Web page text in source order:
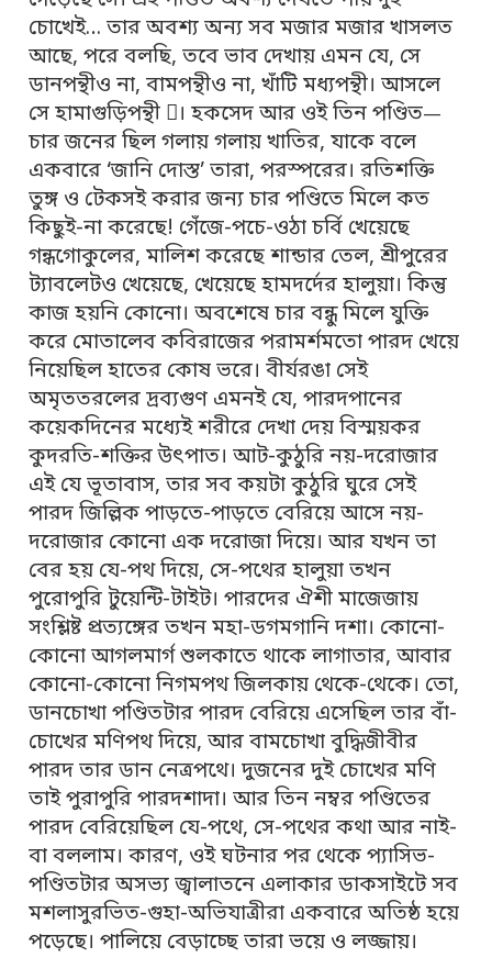
চোখেই… তার অবশ্য অন্য সব মজার মজার খাসলত
আছে, পরে বলছি, তবে ভাব দেখায় এমন যে, সে
ডানপন্থীও না, বামপন্থীও না, খাঁটি মধ্যপন্থী। আসলে
সে হামাগুড়িপন্থী । হকসেদ আর ওই তিন পণ্ডিত—
চার জনের ছিল গলায় গলায় খাতির, যাকে বলে
একবারে ‘জানি দোস্ত’ তারা, পরস্পরের। রতিশক্তি
তুঙ্গ ও টেকসই করার জন্য চার পণ্ডিতে মিলে কত
কিছুই-না করেছে! গেঁজে-পচে-ওঠা চর্বি খেয়েছে
গন্ধগোকুলের, মালিশ করেছে শান্ডার তেল, শ্রীপুরের
ট্যাবলেটও খেয়েছে, খেয়েছে হামদর্দের হালুয়া। কিন্তু
কাজ হয়নি কোনো। অবশেষে চার বন্ধু মিলে যুক্তি
করে মোতালেব কবিরাজের পরামর্শমতো পারদ খেয়ে
নিয়েছিল হাতের কোষ ভরে। বীর্যরঙা সেই
অমৃততরলের দ্রব্যগুণ এমনই যে, পারদপানের
কয়েকদিনের মধ্যেই শরীরে দেখা দেয় বিস্ময়কর
কুদরতি-শক্তির উৎপাত। আট-কুঠুরি নয়-দরোজার
এই যে ভূতাবাস, তার সব কয়টা কুঠুরি ঘুরে সেই
পারদ জিল্লিক পাড়তে-পাড়তে বেরিয়ে আসে নয়-
দরোজার কোনো এক দরোজা দিয়ে। আর যখন তা
বের হয় যে-পথ দিয়ে, সে-পথের হালুয়া তখন
পুরোপুরি টুয়েন্টি-টাইট। পারদের ঐশী মাজেজায়
সংশ্লিষ্ট প্রত্যঙ্গের তখন মহা-ডগমগানি দশা। কোনো-
কোনো আগলমার্গ শুলকাতে থাকে লাগাতার, আবার
কোনো-কোনো নিগমপথ জিলকায় থেকে-থেকে। তো,
ডানচোখা পণ্ডিতটার পারদ বেরিয়ে এসেছিল তার বাঁ-
চোখের মণিপথ দিয়ে, আর বামচোখা বুদ্ধিজীবীর
পারদ তার ডান নেত্রপথে। দুজনের দুই চোখের মণি
তাই পুরাপুরি পারদশাদা। আর তিন নম্বর পণ্ডিতের
পারদ বেরিয়েছিল যে-পথে, সে-পথের কথা আর নাই-
বা বললাম। কারণ, ওই ঘটনার পর থেকে প্যাসিভ-
পণ্ডিতটার অসভ্য জ্বালাতনে এলাকার ডাকসাইটে সব
মশলাসুরভিত-গুহা-অভিযাত্রীরা একবারে অতিষ্ঠ হয়ে
পড়েছে। পালিয়ে বেড়াচ্ছে তারা ভয়ে ও লজ্জায়।